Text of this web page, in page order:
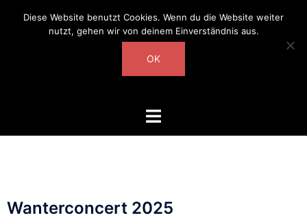
Wanterconcert 2025
Diese Website benutzt Cookies. Wenn du die Website weiter
nutzt, gehen wir von deinem Einverständnis aus.
OK